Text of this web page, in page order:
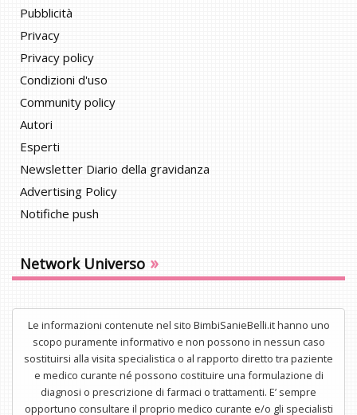
Pubblicità
Privacy
Privacy policy
Condizioni d'uso
Community policy
Autori
Esperti
Newsletter Diario della gravidanza
Advertising Policy
Notifiche push
Network Universo »
Le informazioni contenute nel sito BimbiSanieBelli.it hanno uno
scopo puramente informativo e non possono in nessun caso
sostituirsi alla visita specialistica o al rapporto diretto tra paziente
e medico curante né possono costituire una formulazione di
diagnosi o prescrizione di farmaci o trattamenti. E’ sempre
opportuno consultare il proprio medico curante e/o gli specialisti